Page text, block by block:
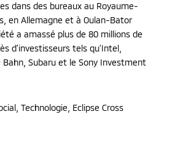
dans des bureaux au Royaume-
en Allemagne et à Oulan-Bator
a amassé plus de 80 millions de
d’investisseurs tels qu’Intel,
Subaru et le Sony Investment
Technologie Eclipse Cross